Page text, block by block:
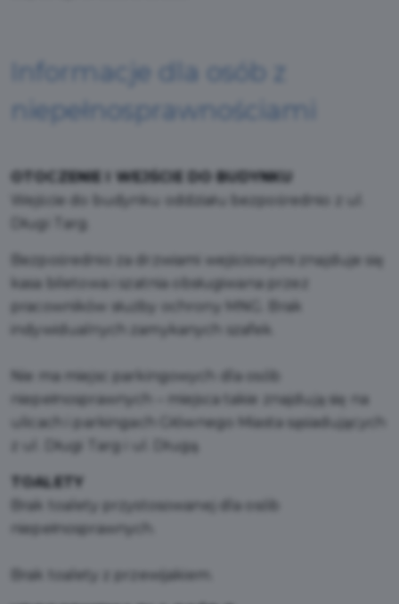
Informacje dla osób z
niepełnosprawnościami
OTOCZENIE I WEJŚCIE DO BUDYNKU
Wejście do budynku oddziału bezpośrednio z ul.
Długi Targ.
Bezpośrednio za drzwiami wejściowymi znajduje się
kasa biletowa i szatnia obsługiwana przez
pracowników służby ochrony MNG. Brak
indywidualnych zamykanych szafek.
Nie ma miejsc parkingowych dla osób
niepełnosprawnych – miejsca takie znajdują się na
ulicach i parkingach Głównego Miasta sąsiadujących
z ul. Długi Targ i ul. Długą.
TOALETY
Brak toalety przystosowanej dla osób
niepełnosprawnych.
Brak toalety z przewijakiem.